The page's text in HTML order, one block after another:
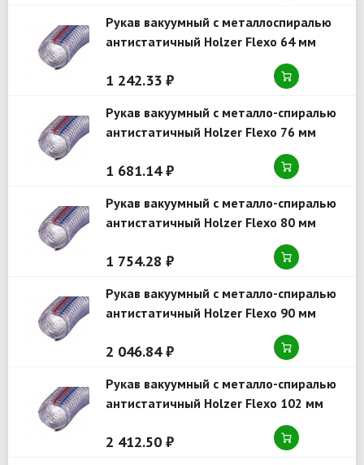
Рукав вакуумный с металлоспиралью
антистатичный Holzer Flexo 64 мм
1 242.33 ₽
Рукав вакуумный с металло-спиралью
антистатичный Holzer Flexo 76 мм
1 681.14 ₽
Рукав вакуумный с металло-спиралью
антистатичный Holzer Flexo 80 мм
1 754.28 ₽
Рукав вакуумный с металло-спиралью
антистатичный Holzer Flexo 90 мм
2 046.84 ₽
Рукав вакуумный с металло-спиралью
антистатичный Holzer Flexo 102 мм
2 412.50 ₽